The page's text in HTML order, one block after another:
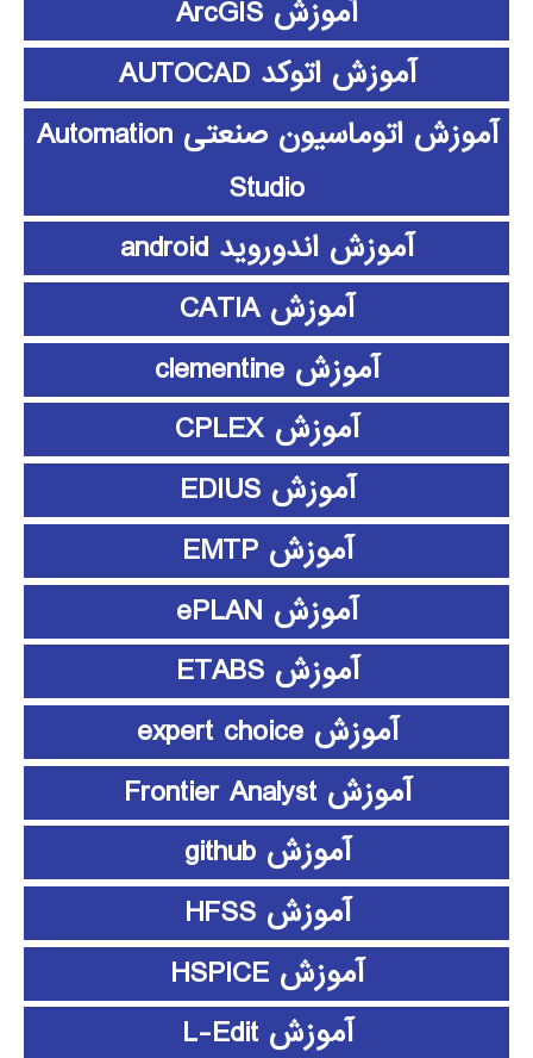
آموزش ArcGIS
آموزش اتوکد AUTOCAD
آموزش اتوماسیون صنعتی Automation
Studio
آموزش اندوروید android
آموزش CATIA
آموزش clementine
آموزش CPLEX
آموزش EDIUS
آموزش EMTP
آموزش ePLAN
آموزش ETABS
آموزش expert choice
آموزش Frontier Analyst
آموزش github
آموزش HFSS
آموزش HSPICE
آموزش L-Edit